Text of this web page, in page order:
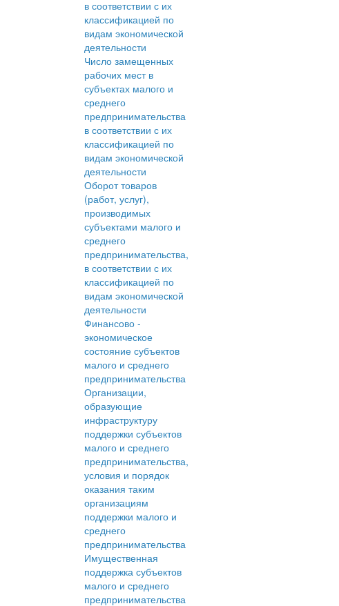
в соответствии с их
классификацией по
видам экономической
деятельности
Число замещенных
рабочих мест в
субъектах малого и
среднего
предпринимательства
в соответствии с их
классификацией по
видам экономической
деятельности
Оборот товаров
(работ, услуг),
производимых
субъектами малого и
среднего
предпринимательства,
в соответствии с их
классификацией по
видам экономической
деятельности
Финансово -
экономическое
состояние субъектов
малого и среднего
предпринимательства
Организации,
образующие
инфраструктуру
поддержки субъектов
малого и среднего
предпринимательства,
условия и порядок
оказания таким
организациям
поддержки малого и
среднего
предпринимательства
Имущественная
поддержка субъектов
малого и среднего
предпринимательства